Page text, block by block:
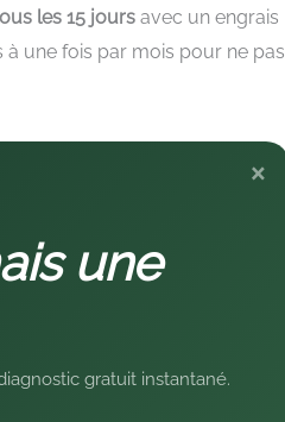
les 15 joursavec un engrais
une fois par mois pour ne pas
×
une
gratuit instantané.